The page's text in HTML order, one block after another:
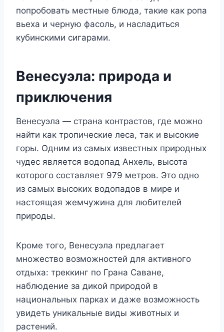
попробовать местные блюда, такие как ропа
вьеха и черную фасоль, и насладиться
кубинскими сигарами.
Венесуэла: природа и
приключения
Венесуэла — страна контрастов, где можно
найти как тропические леса, так и высокие
горы. Одним из самых известных природных
чудес является водопад Анхель, высота
которого составляет 979 метров. Это одно
из самых высоких водопадов в мире и
настоящая жемчужина для любителей
природы.
Кроме того, Венесуэла предлагает
множество возможностей для активного
отдыха: треккинг по Грана Саване,
наблюдение за дикой природой в
национальных парках и даже возможность
увидеть уникальные виды животных и
растений.